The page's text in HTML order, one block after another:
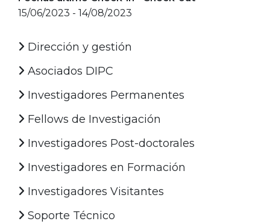
15/06/2023 - 14/08/2023
Dirección y gestión
Asociados DIPC
Investigadores Permanentes
Fellows de Investigación
Investigadores Post-doctorales
Investigadores en Formación
Investigadores Visitantes
Soporte Técnico